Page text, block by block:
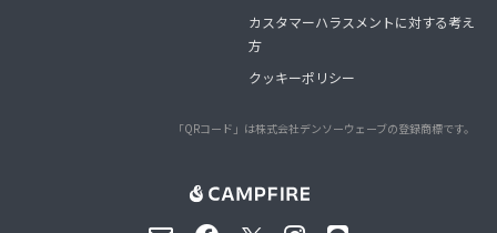
カスタマーハラスメントに対する考え
方
クッキーポリシー
「QRコード」は株式会社デンソーウェーブの登録商標です。